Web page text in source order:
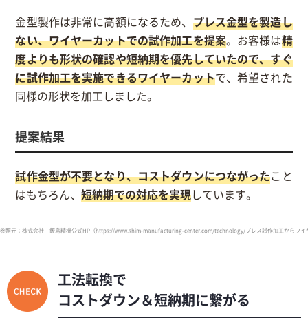
金型製作は非常に高額になるため、 プレス金型を製造し
ない、ワイヤーカットでの試作加工を提案。お客様は精
度よりも形状の確認や短納期を優先していたので、すぐ
に試作加工を実施できるワイヤーカットで、希望された
同様の形状を加工しました。
提案結果
試作金型が不要となり、コストダウンにつながったこと
はもちろん、短納期での対応を実現しています。
参照元：株式会社 飯島精機公式HP（https://www.shim-manufacturing-center.com/technology/プレス試作加工からワイ
工法転換で
コストダウン＆短納期に繋がる